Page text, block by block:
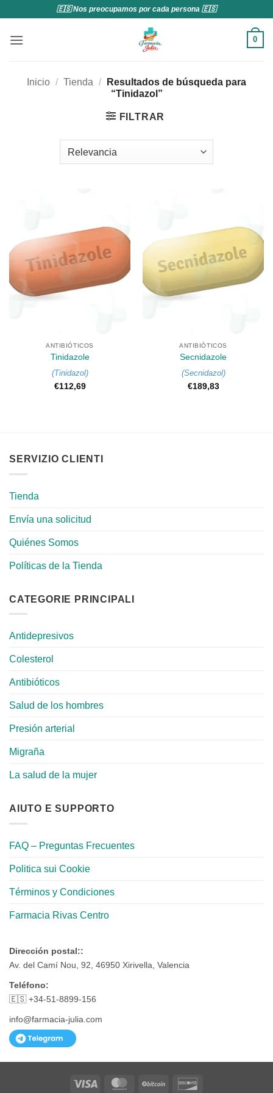
contenido
🇪🇸 Nos preocupamos por cada persona 🇪🇸
0
Inicio / Tienda /
Resultados de búsqueda para
“Tinidazol”
FILTRAR
ANTIBIÓTICOS
Tinidazole
(Tinidazol)
€112,69
ANTIBIÓTICOS
Secnidazole
(Secnidazol)
€189,83
SERVIZIO CLIENTI
Tienda
Envía una solicitud
Quiénes Somos
Políticas de la Tienda
CATEGORIE PRINCIPALI
Antidepresivos
Colesterol
Antibióticos
Salud de los hombres
Presión arterial
Migraña
La salud de la mujer
AIUTO E SUPPORTO
FAQ – Preguntas Frecuentes
Politica sui Cookie
Términos y Condiciones
Farmacia Rivas Centro
Dirección postal::
Av. del Camí Nou, 92, 46950 Xirivella, Valencia
Teléfono:
🇪🇸 +34-51-8899-156
info@farmacia-julia.com
Visa MasterCardBitCoin